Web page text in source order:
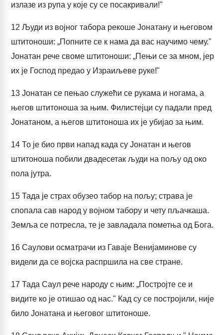
излазе из рупа у које су се посакривали!"
12 Људи из војног табора рекоше Јонатану и његовом
штитоноши: „Попните се к нама да вас научимо чему."
Јонатан рече своме штитоноши: „Пењи се за мном, јер
их је Господ предао у Израиљеве руке!"
13 Јонатан се пењао служећи се рукама и ногама, а
његов штитоноша за њим. Филистејци су падали пред
Јонатаном, а његов штитоноша их је убијао за њим.
14 То је био први напад када су Јонатан и његов
штитоноша побили двадесетак људи на пољу од око
пола јутра.
15 Тада је страх обузео табор на пољу; страва је
спопала сав народ у војном табору и чету пљачкаша.
Земља се потресла, те је завладала пометња од Бога.
16 Саулови осматрачи из Гаваје Венијаминове су
видели да се војска распршила на све стране.
17 Тада Саул рече народу с њим: „Постројте се и
видите ко је отишао од нас." Кад су се постројили, није
било Јонатана и његовог штитоноше.